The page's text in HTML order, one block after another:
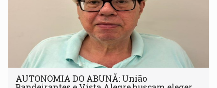
AUTONOMIA DO ABUNÃ: União